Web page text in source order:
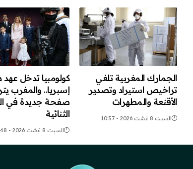
الجمارك المغربية تلغي
تراخيص استيراد وتصدير
الأقنعة والمطهرات
السبت 8 غشت 2026 - 10:57
كولومبيا تدخل عهد
إسبريا.. والمغرب
صفحة جديدة في
الثنائية
السبت 8 غشت 2026 - 09:48